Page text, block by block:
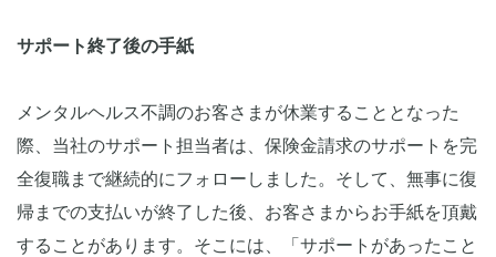
サポート終了後の手紙
メンタルヘルス不調のお客さまが休業することとなった
際、当社のサポート担当者は、保険金請求のサポートを完
全復職まで継続的にフォローしました。そして、無事に復
帰までの支払いが終了した後、お客さまからお手紙を頂戴
することがあります。そこには、「サポートがあったこと